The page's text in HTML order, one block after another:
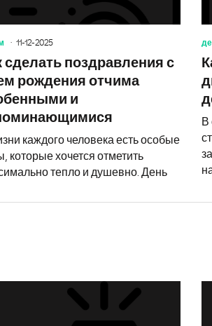
11-12-2025
сделать поздравления с
рождения отчима
и
каждого человека есть особые
которые хочется отметить
тепло и душевно. День
В
Как